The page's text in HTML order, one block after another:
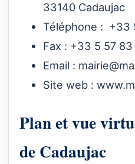
33140 Cadaujac
Téléphone : +33
Fax : +33 5 57 83
Email :
Site web :
Plan et vue
de Cadaujac